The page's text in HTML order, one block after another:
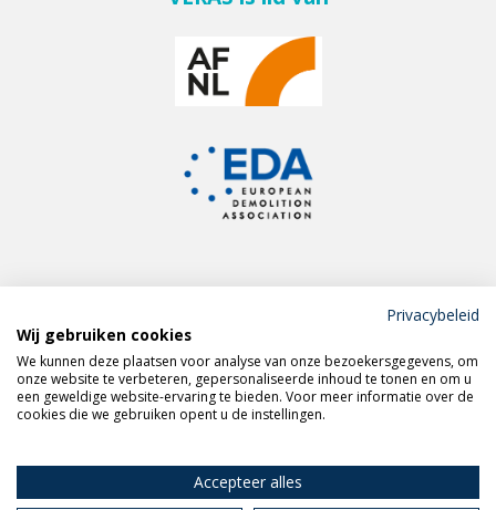
Meld je aan voor de
VERAS nieuwsbrief
Volg VERAS op
Privacybeleid
Wij gebruiken cookies
We kunnen deze plaatsen voor analyse van onze bezoekersgegevens, om
onze website te verbeteren, gepersonaliseerde inhoud te tonen en om u
een geweldige website-ervaring te bieden. Voor meer informatie over de
cookies die we gebruiken opent u de instellingen.
Accepteer alles